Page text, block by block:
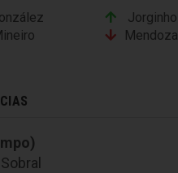
Jorginho
Mendoza